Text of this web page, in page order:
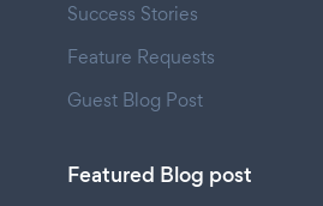
Success Stories
Feature Requests
Guest Blog Post
Featured Blog post